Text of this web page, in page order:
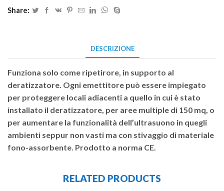
Share:
DESCRIZIONE
Funziona solo come ripetirore, in supporto al
deratizzatore. Ogni emettitore può essere impiegato
per proteggere locali adiacenti a quello in cui è stato
installato il deratizzatore, per aree multiple di 150 mq, o
per aumentare la funzionalità dell’ultrasuono in quegli
ambienti seppur non vasti ma con stivaggio di materiale
fono-assorbente. Prodotto a norma CE.
RELATED PRODUCTS